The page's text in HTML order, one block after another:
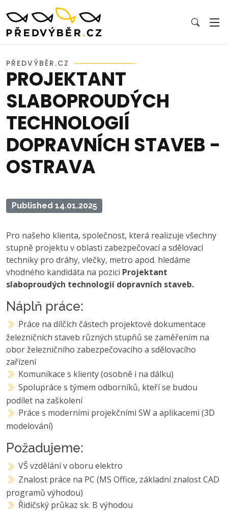
PŘEDVÝBĚR.CZ
PROJEKTANT
SLABOPROUDÝCH
TECHNOLOGIÍ
DOPRAVNÍCH STAVEB -
OSTRAVA
Published 14.01.2025
Pro našeho klienta, společnost, která realizuje všechny
stupně projektu v oblasti zabezpečovací a sdělovací
techniky pro dráhy, vlečky, metro apod. hledáme
vhodného kandidáta na pozici Projektant
slaboproudých technologií dopravních staveb.
Náplň práce:
Práce na dílčích částech projektové dokumentace
železničních staveb různých stupňů se zaměřením na
obor železničního zabezpečovacího a sdělovacího
zařízení
Komunikace s klienty (osobně i na dálku)
Spolupráce s týmem odborníků, kteří se budou
podílet na zaškolení
Práce s moderními projekčními SW a aplikacemi (3D
modelování)
Požadujeme:
VŠ vzdělání v oboru elektro
Znalost práce na PC (MS Office, základní znalost CAD
programů výhodou)
Řidičský průkaz sk. B výhodou